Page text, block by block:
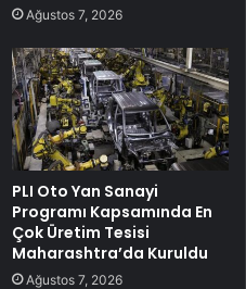
Ağustos 7, 2026
PLI Oto Yan Sanayi
Programı Kapsamında En
Çok Üretim Tesisi
Maharashtra’da Kuruldu
Ağustos 7, 2026